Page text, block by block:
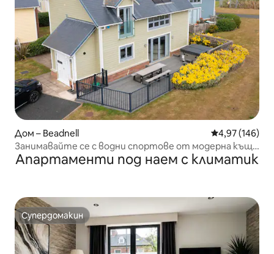
Дом – Beadnell Средна
4,97 (146)
Занимавайте се с водни спортове от модерна къща
на плажа с хидромасажна вана
Апартаменти под наем с климатик
Супердомакин
Супердомакин